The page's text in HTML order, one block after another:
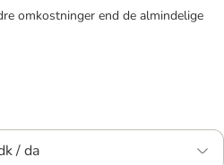
omkostninger end de almindelige
/ da